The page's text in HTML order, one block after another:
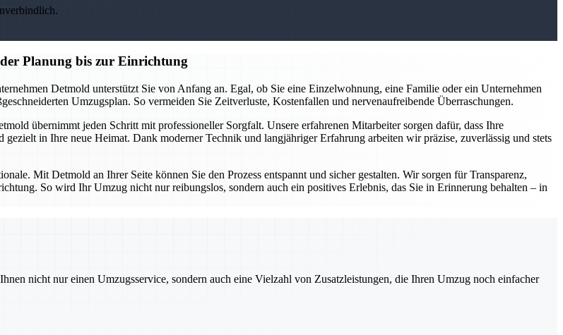
Planung bis zur Einrichtung
Detmold unterstützt Sie von Anfang an. Egal, ob Sie eine Einzelwohnung, eine Familie oder ein Unternehmen
Umzugsplan. So vermeiden Sie Zeitverluste, Kostenfallen und nervenaufreibende Überraschungen.
übernimmt jeden Schritt mit professioneller Sorgfalt. Unsere erfahrenen Mitarbeiter sorgen dafür, dass Ihre
in Ihre neue Heimat. Dank moderner Technik und langjähriger Erfahrung arbeiten wir präzise, zuverlässig und stets
Mit Detmold an Ihrer Seite können Sie den Prozess entspannt und sicher gestalten. Wir sorgen für Transparenz,
So wird Ihr Umzug nicht nur reibungslos, sondern auch ein positives Erlebnis, das Sie in Erinnerung behalten – in
nicht nur einen Umzugsservice, sondern auch eine Vielzahl von Zusatzleistungen, die Ihren Umzug noch einfacher